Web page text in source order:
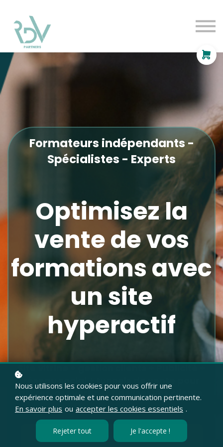
Formateurs indépendants -
Spécialistes - Experts
Optimisez la
vente de vos
formations avec
un site
hyperactif
Site vitrine + gestion clients + Publicité +
réseau social + tunnels de vente pour
attirer, convertir et fidéliser vos clients.
Voir le détail de l'offre Premium
Nous utilisons les cookies pour vous offrir une
expérience optimale et une communication pertinente.
En savoir plus ou accepter les cookies essentiels .
Rejeter tout Je l'accepte !